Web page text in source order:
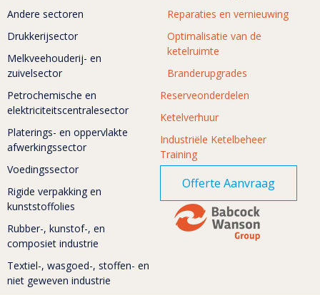
Andere sectoren
Drukkerijsector
Melkveehouderij- en
zuivelsector
Petrochemische en
elektriciteitscentralesector
Platerings- en oppervlakte
afwerkingssector
Voedingssector
Rigide verpakking en
kunststoffolies
Rubber-, kunstof-, en
composiet industrie
Textiel-, wasgoed-, stoffen- en
niet geweven industrie
Reparaties en vernieuwing
Optimalisatie van de
ketelruimte
Branderupgrades
Reserveonderdelen
Ketelverhuur
Industriële Ketelbeheer
Training
Offerte Aanvraag